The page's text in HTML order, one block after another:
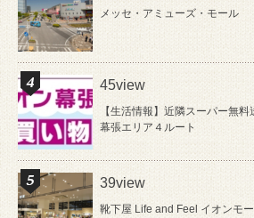
メッセ・アミューズ・モール
45view
【生活情報】近隣スーパー無
幕張エリア４ルート
39view
靴下屋 Life and Feel イオンモ